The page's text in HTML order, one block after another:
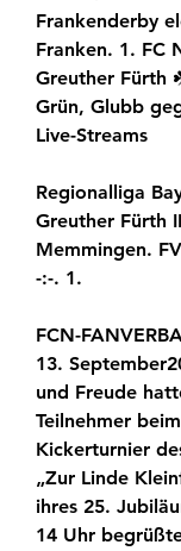
Frankenderby
Franken. 1. FC
Greuther Fürth
Grün, Glubb
Live-Streams
Regionalliga
Greuther Fürth
Memmingen.
-:-. 1.
FCN-
13.
und Freude
Teilnehmer
Kickerturnier
„Zur Linde
ihres 25.
14 Uhr